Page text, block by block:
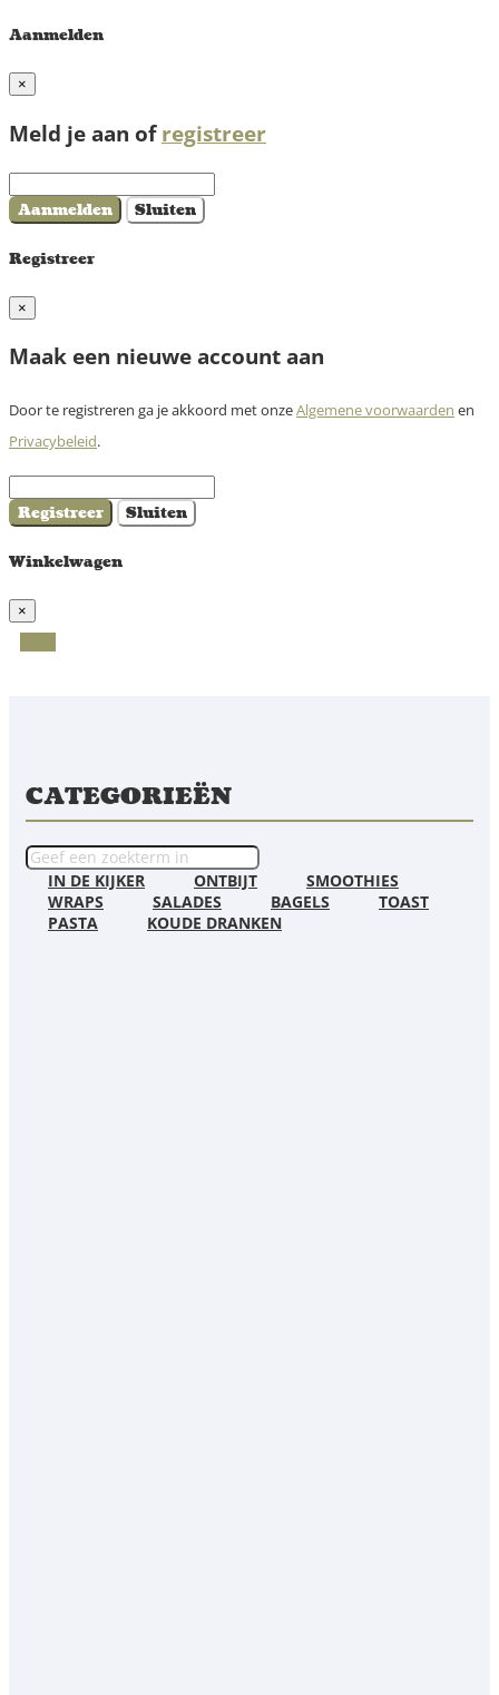
Aanmelden
×
Meld je aan ofregistreer
Aanmelden Sluiten
Registreer
×
Maak een nieuwe account aan
Door te registreren ga je akkoord met onzeAlgemene voorwaarden en
Privacybeleid.
Registreer Sluiten
Winkelwagen
×
CATEGORIEËN
IN DE KIJKER ONTBIJT
SMOOTHIES
WRAPS
SALADES BAGELS
TOAST
PASTA
KOUDE DRANKEN